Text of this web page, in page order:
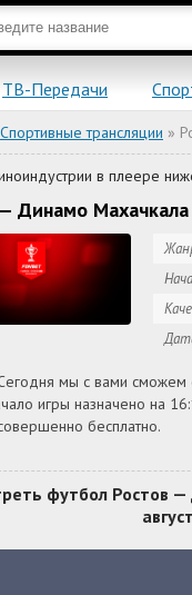
ТВ-Передачи
Спортивные трансляции »
в плеере
Динамо
мы с вами сможем
игры назначено на
бесплатно.
футбол Ростов —